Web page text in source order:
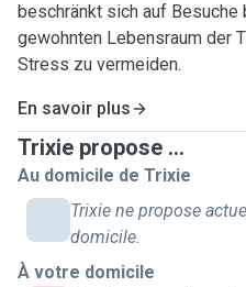
beschränkt sich auf Besuche
gewohnten Lebensraum der
Stress zu vermeiden.
En savoir plus
Trixie propose ...
Au domicile de Trixie
Trixie ne propose
domicile.
À votre domicile